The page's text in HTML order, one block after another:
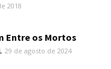
2018
Entre os Mortos
29 de agosto de 2024